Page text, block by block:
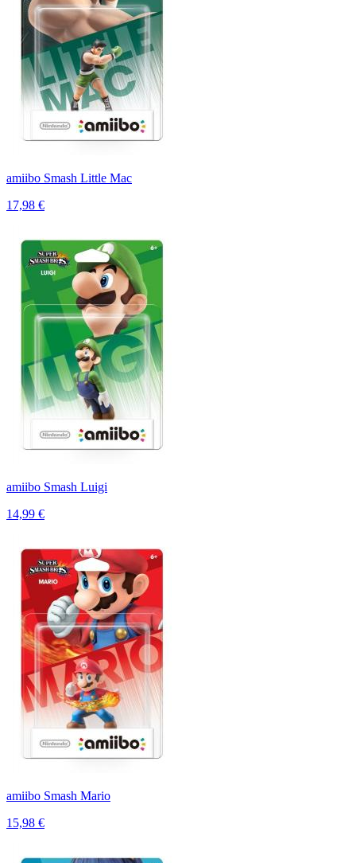
amiibo Smash Little Mac
17,98 €
amiibo Smash Luigi
14,99 €
amiibo Smash Mario
15,98 €